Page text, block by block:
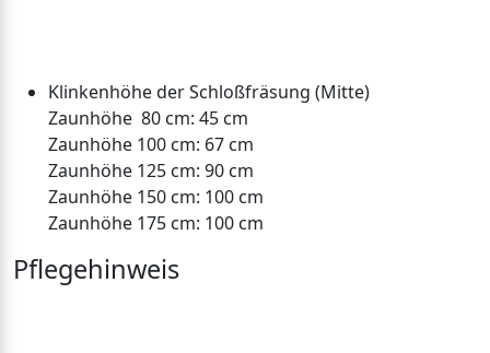
Klinkenhöhe der Schloßfräsung (Mitte)
Zaunhöhe 80 cm: 45 cm
Zaunhöhe 100 cm: 67 cm
Zaunhöhe 125 cm: 90 cm
Zaunhöhe 150 cm: 100 cm
Zaunhöhe 175 cm: 100 cm
Pflegehinweis